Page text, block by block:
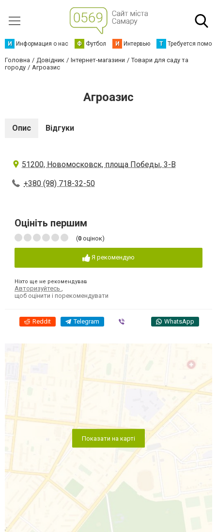
И Информация о нас Ф Футбол И Интервью Т Требуется
Головна Довідник Інтернет-магазини
Товари для саду та
городу
Агроазис
Агроазис
Опис Відгуки
51200, Новомосковск, площа Победы, 3-В
+380 (98) 718-32-50
Оцініть першим
(0 оцінок)
Я рекомендую
Ніхто ще не рекомендував
Авторизуйтесь
щоб оцінити і порекомендувати
Reddit Telegram WhatsApp
Показати на карті